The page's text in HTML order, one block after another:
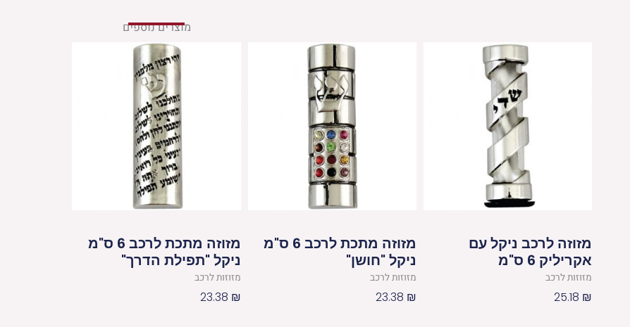
מוצרים נוספים
מזוזה לרכב ניקל עם
אקריליק 6 ס"מ
מזוזות לרכב
25.18 ₪
מזוזה מתכת לרכב 6 ס"מ
ניקל "חושן"
מזוזות לרכב
23.38 ₪
מזוזה מתכת לרכב 6 ס"מ
ניקל "תפילת הדרך"
מזוזות לרכב
23.38 ₪